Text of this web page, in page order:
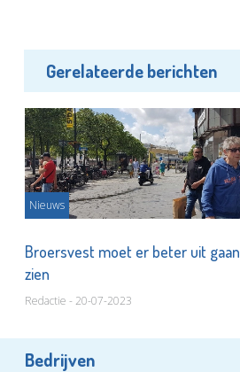
Gerelateerde berichten
Nieuws
Broersvest moet er beter uit gaan
zien
Redactie - 20-07-2023
Bedrijven